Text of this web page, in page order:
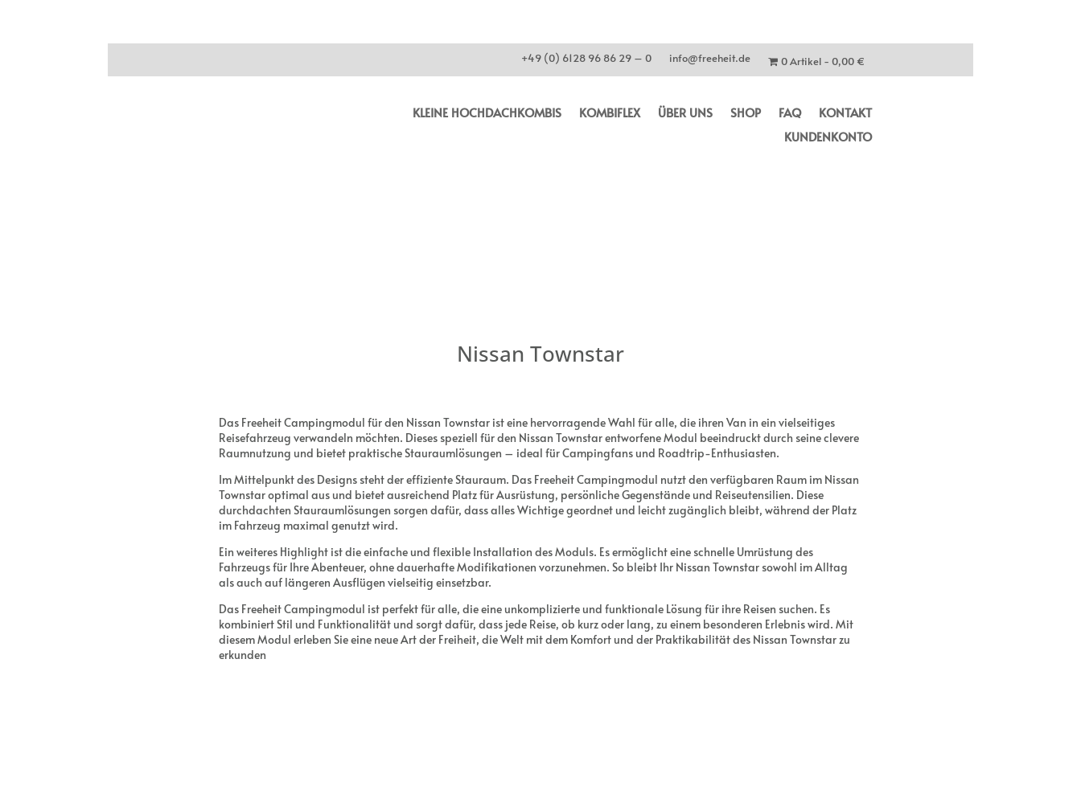
+49 (0) 6128 96 86 29 – 0 info@freeheit.de 0 Artikel 0,00 €
KLEINE HOCHDACHKOMBIS KOMBIFLEX ÜBER UNS SHOP FAQ
KONTAKT
KUNDENKONTO
Nissan Townstar
Das Freeheit Campingmodul für den Nissan Townstar ist eine hervorragende Wahl für alle, die ihren Van in ein vielseitiges
Reisefahrzeug verwandeln möchten. Dieses speziell für den Nissan Townstar entworfene Modul beeindruckt durch seine clevere
Raumnutzung und bietet praktische Stauraumlösungen – ideal für Campingfans und Roadtrip-Enthusiasten.
Im Mittelpunkt des Designs steht der effiziente Stauraum. Das Freeheit Campingmodul nutzt den verfügbaren Raum im Nissan
Townstar optimal aus und bietet ausreichend Platz für Ausrüstung, persönliche Gegenstände und Reiseutensilien. Diese
durchdachten Stauraumlösungen sorgen dafür, dass alles Wichtige geordnet und leicht zugänglich bleibt, während der Platz
im Fahrzeug maximal genutzt wird.
Ein weiteres Highlight ist die einfache und flexible Installation des Moduls. Es ermöglicht eine schnelle Umrüstung des
Fahrzeugs für Ihre Abenteuer, ohne dauerhafte Modifikationen vorzunehmen. So bleibt Ihr Nissan Townstar sowohl im Alltag
als auch auf längeren Ausflügen vielseitig einsetzbar.
Das Freeheit Campingmodul ist perfekt für alle, die eine unkomplizierte und funktionale Lösung für ihre Reisen suchen. Es
kombiniert Stil und Funktionalität und sorgt dafür, dass jede Reise, ob kurz oder lang, zu einem besonderen Erlebnis wird. Mit
diesem Modul erleben Sie eine neue Art der Freiheit, die Welt mit dem Komfort und der Praktikabilität des Nissan Townstar zu
erkunden